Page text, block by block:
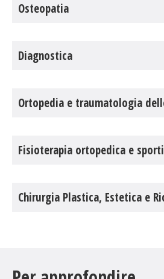
Osteopatia
Diagnostica
Ortopedia e traumatologia
Fisioterapia ortopedica e
Chirurgia Plastica, Estetica e